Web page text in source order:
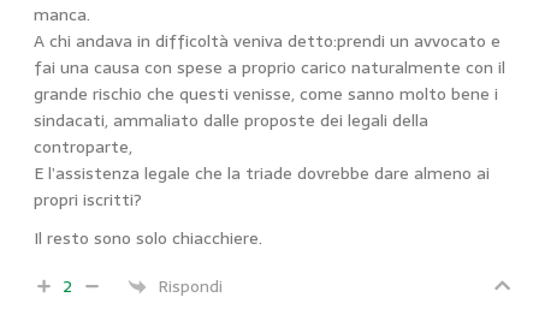
manca.
A chi andava in difficoltà veniva detto:prendi un avvocato e
fai una causa con spese a proprio carico naturalmente con il
grande rischio che questi venisse, come sanno molto bene i
sindacati, ammaliato dalle proposte dei legali della
controparte,
E l’assistenza legale che la triade dovrebbe dare almeno ai
propri iscritti?
Il resto sono solo chiacchiere.
2
Rispondi